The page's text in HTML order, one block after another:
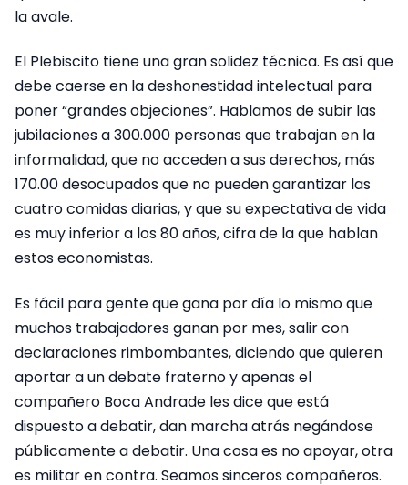
la avale.
El Plebiscito tiene una gran solidez técnica. Es así que
debe caerse en la deshonestidad intelectual para
poner “grandes objeciones”. Hablamos de subir las
jubilaciones a 300.000 personas que trabajan en la
informalidad, que no acceden a sus derechos, más
170.00 desocupados que no pueden garantizar las
cuatro comidas diarias, y que su expectativa de vida
es muy inferior a los 80 años, cifra de la que hablan
estos economistas.
Es fácil para gente que gana por día lo mismo que
muchos trabajadores ganan por mes, salir con
declaraciones rimbombantes, diciendo que quieren
aportar a un debate fraterno y apenas el
compañero Boca Andrade les dice que está
dispuesto a debatir, dan marcha atrás negándose
públicamente a debatir. Una cosa es no apoyar, otra
es militar en contra. Seamos sinceros compañeros.